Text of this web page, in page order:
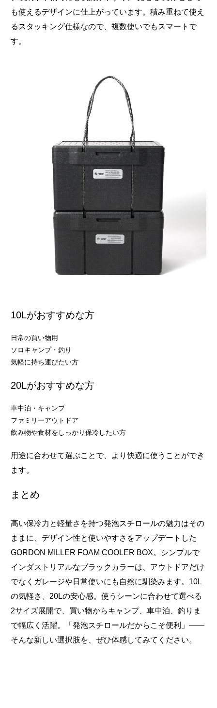
も使えるデザインに仕上がっています。積み重ねて使え
るスタッキング仕様なので、複数使いでもスマートで
す。
10Lがおすすめな方
日常の買い物用
ソロキャンプ・釣り
気軽に持ち運びたい方
20Lがおすすめな方
車中泊・キャンプ
ファミリーアウトドア
飲み物や食材をしっかり保冷したい方
用途に合わせて選ぶことで、より快適に使うことができ
ます。
まとめ
高い保冷力と軽量さを持つ発泡スチロールの魅力はその
ままに、デザイン性と使いやすさをアップデートした
GORDON MILLER FOAM COOLER BOX。シンプルで
インダストリアルなブラックカラーは、アウトドアだけ
でなくガレージや日常使いにも自然に馴染みます。10L
の気軽さ、20Lの安心感。使うシーンに合わせて選べる
2サイズ展開で、買い物からキャンプ、車中泊、釣りま
で幅広く活躍。「発泡スチロールだからこそ便利」——
そんな新しい選択肢を、ぜひ体感してみてください。